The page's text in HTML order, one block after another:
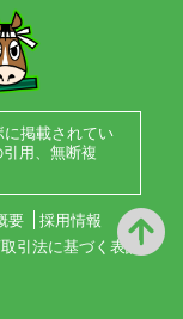
に掲載されてい
用、無断複
要
採用情報
引法に基づく表記